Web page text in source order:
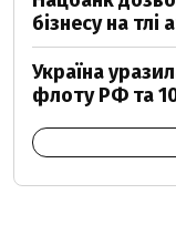
бізнесу на тлі
Україна
флоту РФ та